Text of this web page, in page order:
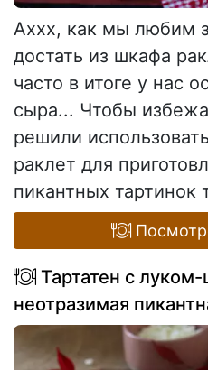
Аххх, как мы любим
достать из шкафа
часто в итоге у нас
сыра... Чтобы
решили
раклет для
пикантных тартинок
Тартатен с
неотразимая